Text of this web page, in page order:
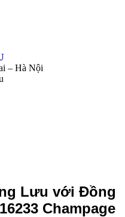
– Hà Nội
Lưu với Đồng
Champage